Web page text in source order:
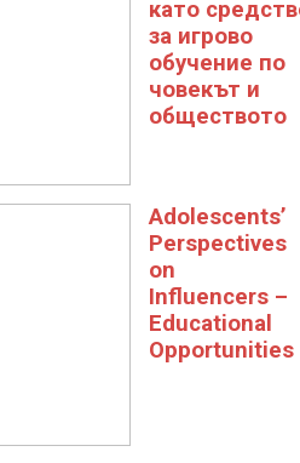
като
за игрово
обучение по
човекът и
обществото
Adolescents’
Perspectives
on
Influencers –
Educational
Opportunities